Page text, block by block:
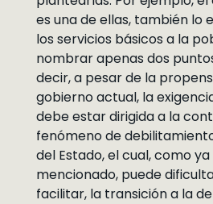
es una de ellas, también lo
los servicios básicos a la
nombrar apenas dos
decir, a pesar de la
gobierno actual, la
debe estar dirigida a la
fenómeno de
del Estado, el cual, como ya
mencionado, puede
facilitar, la transición a la